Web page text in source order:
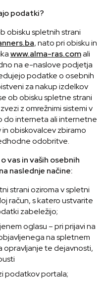
podatki?
obisku spletnih strani
, nato pri obisku in
www.alma-ras.comali
na e-naslove podjetja
podatke o osebnih
za nakup izdelkov
ob obisku spletne strani
z omrežnimi sistemi v
do interneta ali internetne
obiskovalcev zbiramo
odobritve.
vas in vaših osebnih
naslednje načine:
strani oziroma v spletni
račun, s katero ustvarite
zabeležijo;
oglasu – pri prijavi na
na spletnem
opravljanje te dejavnosti,
podatkov portala;